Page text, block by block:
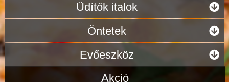
Üdítők italok
Öntetek
Evőeszköz
Akció